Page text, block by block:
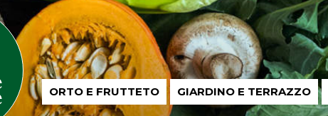
Passione
in ORTO E FRUTTETO GIARDINO E TERRAZZO